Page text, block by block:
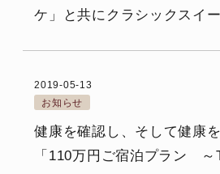
ケ」と共にクラシックスイ
2019-05-13
お知らせ
健康を確認し、そして健康
「110万円ご宿泊プラン